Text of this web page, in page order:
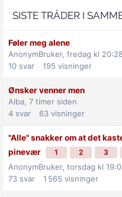
SISTE TRÅDER I
Føler meg alene
AnonymBruker, fredag kl
10 svar 195 visninger
Ønsker venner men
Alba, 7 timer siden
4 svar 63 visninger
"Alle" snakker om at det
pinevær
1 2 3
AnonymBruker, torsdag kl
73 svar 1 565 visninger